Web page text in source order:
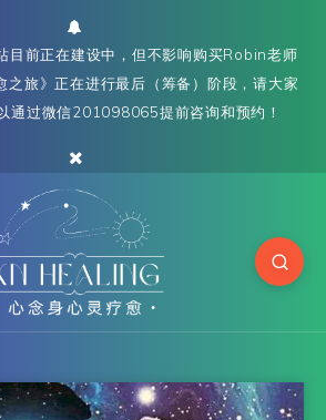
目前正在建设中，但不影响购买Robin老师
之旅》正在进行最后（筹备）阶段，请大家
通过微信201098065提前咨询和预约！